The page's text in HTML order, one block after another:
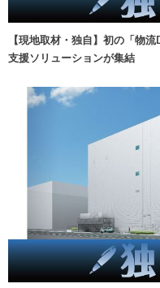
【現地取材・独自】初の「物
支援ソリューションが集結